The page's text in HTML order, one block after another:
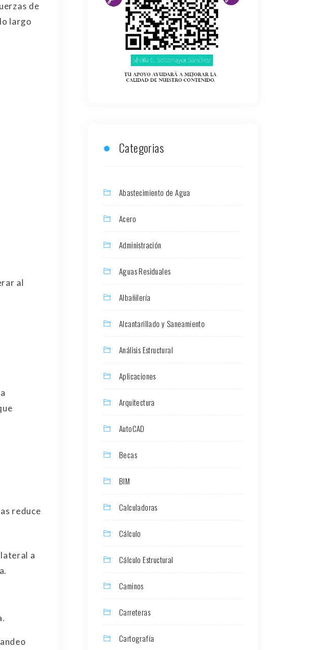
de
largo
al
reduce
a
Categorias
Abastecimiento de Agua
Acero
Administración
Aguas Residuales
Albañilería
Alcantarillado y Saneamiento
Análisis Estructural
Aplicaciones
Arquitectura
AutoCAD
Becas
BIM
Calculadoras
Cálculo
Cálculo Estructural
Caminos
Carreteras
Cartografía